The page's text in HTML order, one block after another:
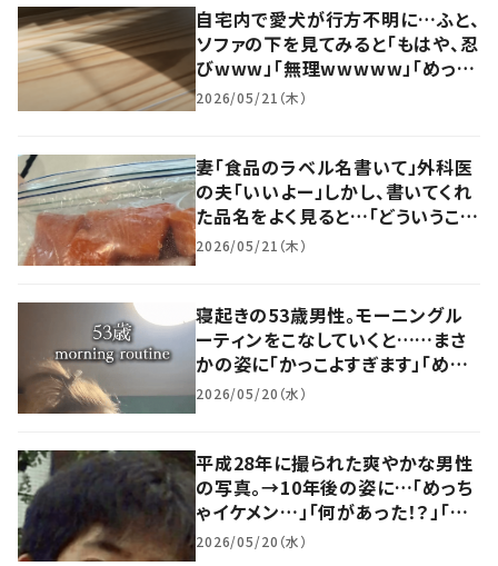
自宅内で愛犬が行方不明に…ふと、
ソファの下を見てみると「もはや、忍
びwww」「無理wwwww」「めっち
ゃ笑いましたwwww」
2026/05/21（木）
妻「食品のラベル名書いて」外科医
の夫「いいよー」しかし、書いてくれ
た品名をよく見ると…「どういうこ
と！？」
2026/05/21（木）
寝起きの53歳男性。モーニングル
ーティンをこなしていくと……まさ
かの姿に「かっこよすぎます」「めち
ゃくちゃイケオジ」
2026/05/20（水）
平成28年に撮られた爽やかな男性
の写真。→10年後の姿に…「めっち
ゃイケメン…」「何があった！？」「す
っごい変化」
2026/05/20（水）